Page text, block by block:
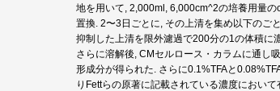
地を用いて, 2,000ml, 6,000cm^2の培養用量
置換. 2〜3日ごとに, その上清を集め以下のご
抑制した上清を限外濾過で200分の1の体積に
さらに溶解後, CMセルロース・カラムに通し
形成分が得られた. さらに0.1%TFAと
りFettらの原著に記載されている濃度におい